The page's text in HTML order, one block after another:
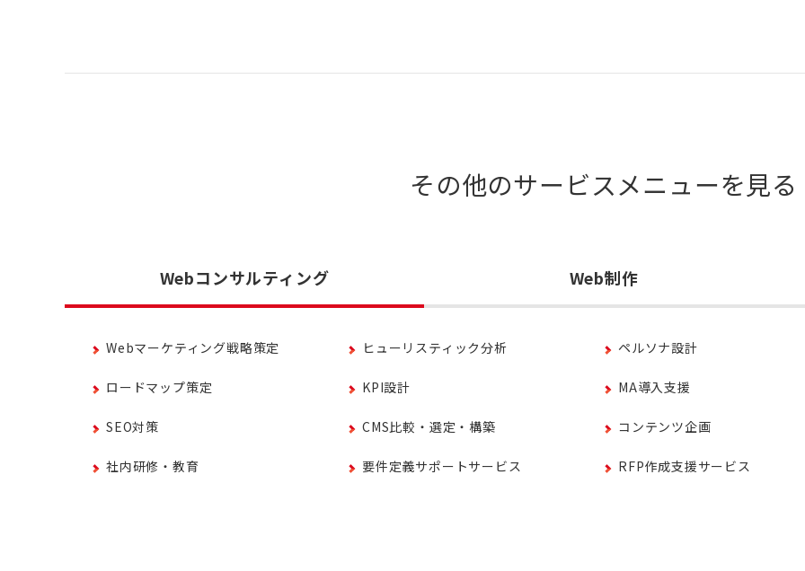
その他のサービスメニューを見る
Webコンサルティング Web制作
Webマーケティング戦略策定 ヒューリスティック分析 ペルソナ設計
ロードマップ策定 KPI設計 MA導入支援
SEO対策 CMS比較・選定・構築 コンテンツ企画
社内研修・教育 要件定義サポートサービス RFP作成支援サービス